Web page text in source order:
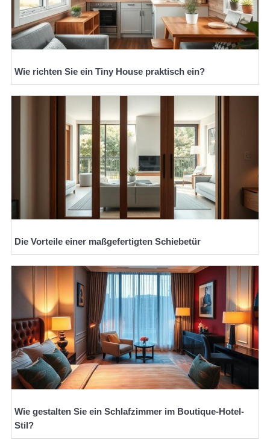
Wie richten Sie ein Tiny House praktisch ein?
Die Vorteile einer maßgefertigten Schiebetür
Wie gestalten Sie ein Schlafzimmer im Boutique-Hotel-
Stil?